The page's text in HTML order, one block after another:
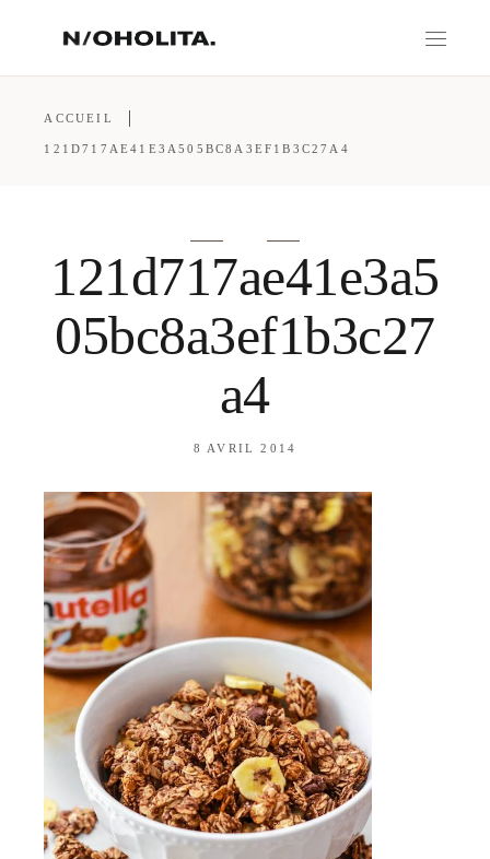
ACCUEIL
121D717AE41E3A505BC8A3EF1B3C27A4
121d717ae41e3a5
05bc8a3ef1b3c27
a4
8 AVRIL 2014